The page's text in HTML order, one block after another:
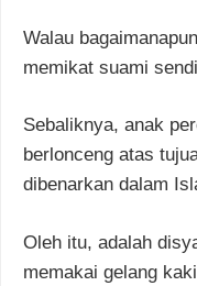
Walau
memikat suami
Sebaliknya, anak
berlonceng atas
dibenarkan dalam
Oleh itu, adalah
memakai gelang